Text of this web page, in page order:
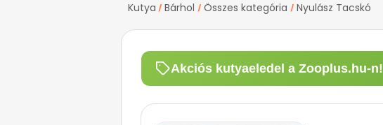
Kutya / Bárhol / Összes kategória / Nyulász Tacskó
Akciós kutyaeledel a Zooplus.hu-n!